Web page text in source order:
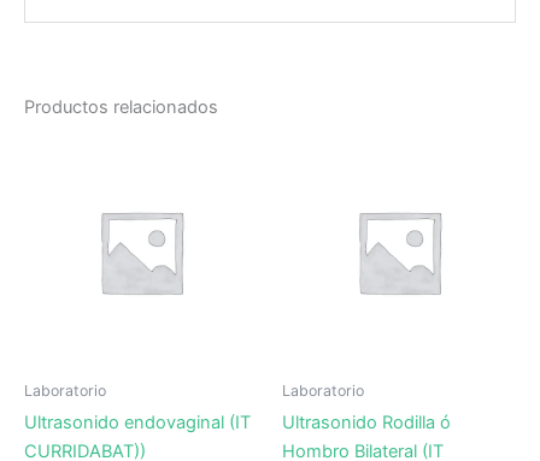
Productos relacionados
Laboratorio
Ultrasonido endovaginal (IT
CURRIDABAT))
Laboratorio
Ultrasonido Rodilla ó
Hombro Bilateral (IT